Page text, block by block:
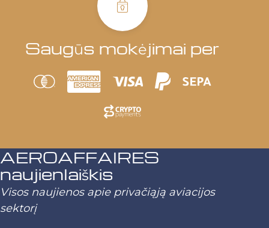
Saugūs mokėjimai per
AEROAFFAIRES
naujienlaiškis
Visos naujienos apie privačiąją aviacijos
sektorį